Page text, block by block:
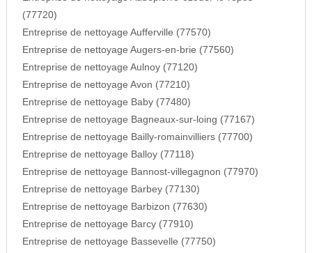
(77720)
Entreprise de nettoyage Aufferville (77570)
Entreprise de nettoyage Augers-en-brie (77560)
Entreprise de nettoyage Aulnoy (77120)
Entreprise de nettoyage Avon (77210)
Entreprise de nettoyage Baby (77480)
Entreprise de nettoyage Bagneaux-sur-loing (77167)
Entreprise de nettoyage Bailly-romainvilliers (77700)
Entreprise de nettoyage Balloy (77118)
Entreprise de nettoyage Bannost-villegagnon (77970)
Entreprise de nettoyage Barbey (77130)
Entreprise de nettoyage Barbizon (77630)
Entreprise de nettoyage Barcy (77910)
Entreprise de nettoyage Bassevelle (77750)